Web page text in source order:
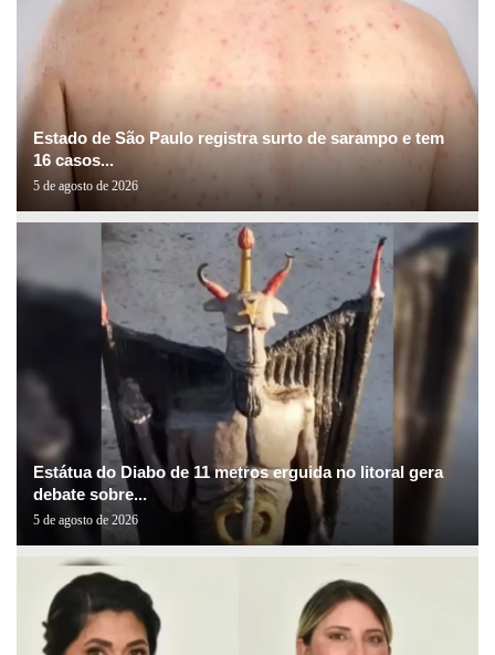
Estado de São Paulo registra surto de sarampo e tem
16 casos...
5 de agosto de 2026
Estátua do Diabo de 11 metros erguida no litoral gera
debate sobre...
5 de agosto de 2026